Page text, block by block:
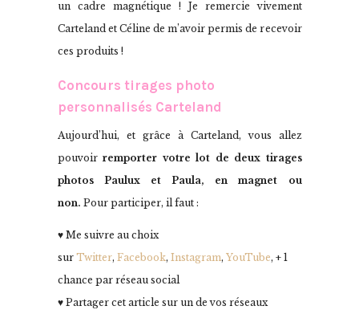
un cadre magnétique ! Je remercie vivement
Carteland et Céline de m’avoir permis de recevoir
ces produits !
Concours tirages photo
personnalisés Carteland
Aujourd’hui, et grâce à Carteland, vous allez
pouvoirremporter votre lot de deux tirages
photos Paulux et Paula, en magnet ou
non. Pour participer, il faut :
♥ Me suivre au choix
sur Twitter, Facebook, Instagram, YouTube, + 1
chance par réseau social
♥ Partager cet article sur un de vos réseaux